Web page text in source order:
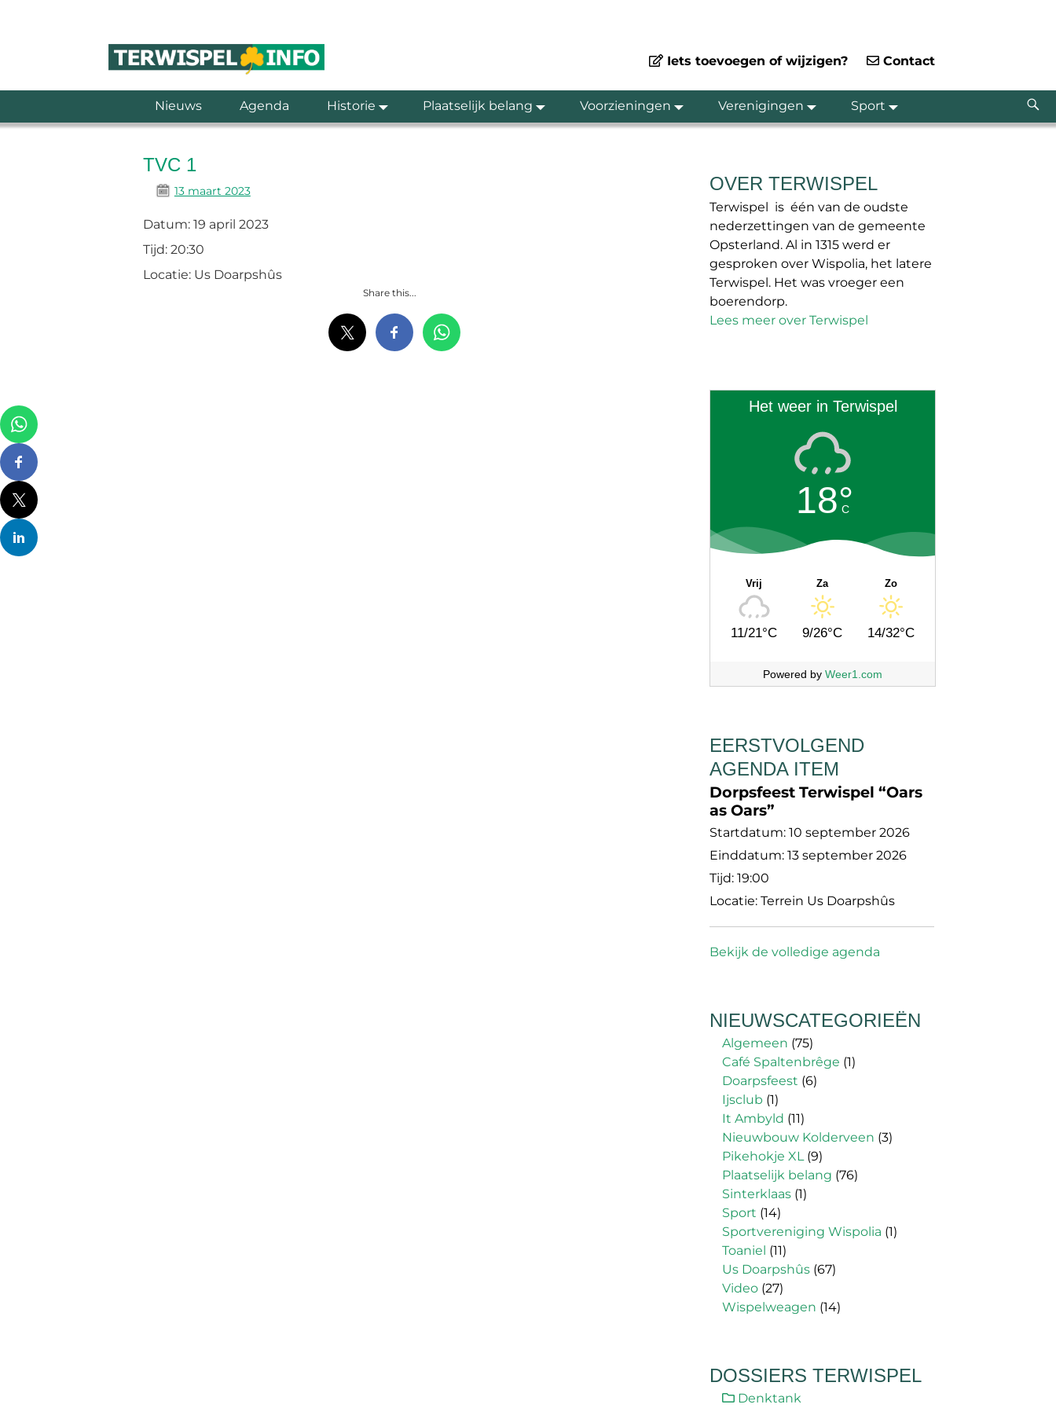
Iets toevoegen of wijzigen? Contact
Nieuws Agenda Historie Plaatselijk belang Voorzieningen Verenigingen Sport
TVC 1
13 maart 2023
Datum: 19 april 2023
Tijd: 20:30
Locatie: Us Doarpshûs
Share this...
OVER TERWISPEL
Terwispel is één van de oudste
nederzettingen van de gemeente
Opsterland. Al in 1315 werd er
gesproken over Wispolia, het latere
Terwispel. Het was vroeger een
boerendorp.
Lees meer over Terwispel
Het weer in Terwispel
18°
C
Vrij
11/21°C
Za
9/26°C
Zo
14/32°C
Powered by Weer1.com
EERSTVOLGEND
AGENDA ITEM
Dorpsfeest Terwispel “Oars
as Oars”
Startdatum: 10 september 2026
Einddatum: 13 september 2026
Tijd: 19:00
Locatie: Terrein Us Doarpshûs
Bekijk de volledige agenda
NIEUWSCATEGORIEËN
Algemeen (75)
Café Spaltenbrêge (1)
Doarpsfeest (6)
Ijsclub (1)
It Ambyld (11)
Nieuwbouw Kolderveen (3)
Pikehokje XL(9)
Plaatselijk belang (76)
Sinterklaas (1)
Sport (14)
Sportvereniging Wispolia (1)
Toaniel (11)
Us Doarpshûs (67)
Video (27)
Wispelweagen (14)
DOSSIERS TERWISPEL
Denktank